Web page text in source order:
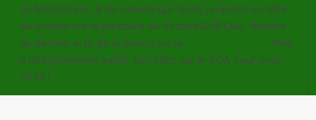
un fantastique -8 du samedi qui l’avait propulsé en tête
du tournoi sur le parcours du Victoria Golf Club, théâtre
du dernier acte de la saison sur le
, Paul
a définitivement validé son billet sur le PGA Tour pour
2024 !